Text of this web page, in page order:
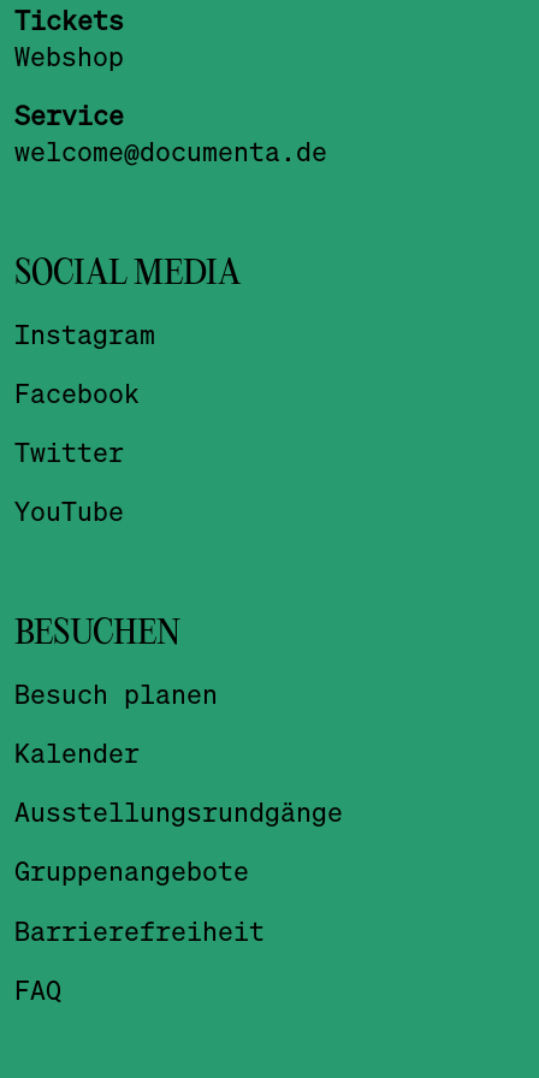
Tickets
Webshop
Service
welcome@documenta.de
SOCIAL MEDIA
Instagram
Facebook
Twitter
YouTube
BESUCHEN
Besuch planen
Kalender
Ausstellungsrundgänge
Gruppenangebote
Barrierefreiheit
FAQ